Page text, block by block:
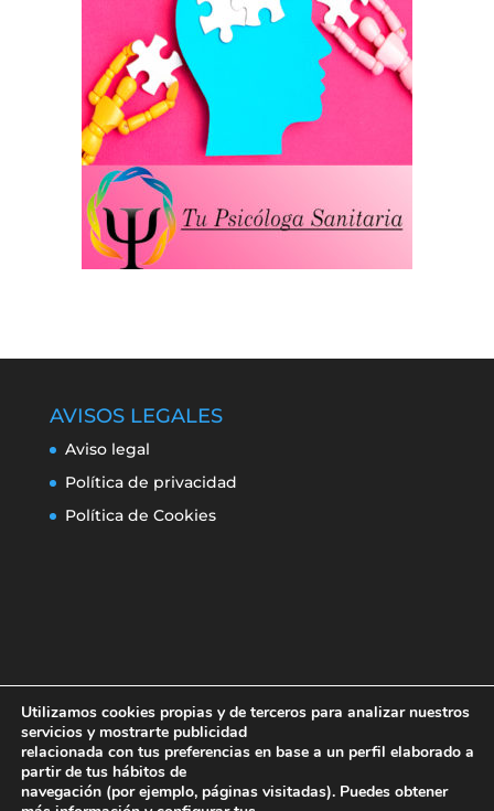
AVISOS LEGALES
Aviso legal
Política de privacidad
Política de Cookies
Aviso legal
Política de privacidad
Utilizamos cookies propias y de terceros para analizar nuestros
servicios y mostrarte publicidad
relacionada con tus preferencias en base a un perfil elaborado a
partir de tus hábitos de
navegación (por ejemplo, páginas visitadas). Puedes obtener